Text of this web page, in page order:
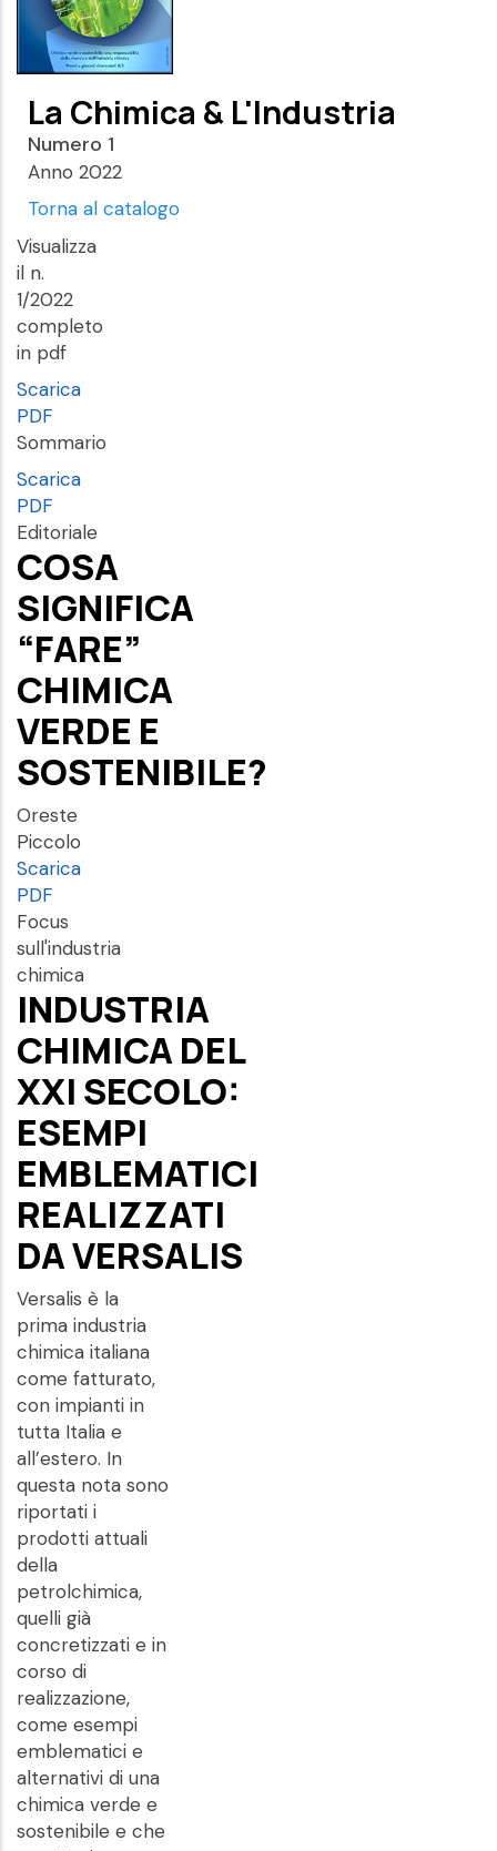
La Chimica & L'Industria
Numero 1
Anno 2022
Torna al catalogo
Visualizza
il n.
1/2022
completo
in pdf
Scarica
PDF
Sommario
Scarica
PDF
Editoriale
COSA
SIGNIFICA
“FARE”
CHIMICA
VERDE E
SOSTENIBILE?
Oreste
Piccolo
Scarica
PDF
Focus
sull'industria
chimica
INDUSTRIA
CHIMICA DEL
XXI SECOLO:
ESEMPI
EMBLEMATICI
REALIZZATI
DA VERSALIS
Versalis è la
prima industria
chimica italiana
come fatturato,
con impianti in
tutta Italia e
all’estero. In
questa nota sono
riportati i
prodotti attuali
della
petrolchimica,
quelli già
concretizzati e in
corso di
realizzazione,
come esempi
emblematici e
alternativi di una
chimica verde e
sostenibile e che